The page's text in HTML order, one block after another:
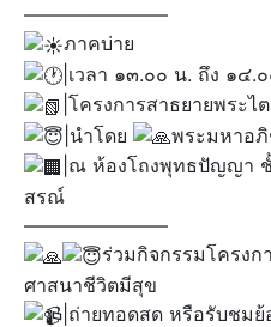
———————–
ภาคบ่าย
|เวลา ๑๓.๐๐ น. ถึง ๑๔.
|โครงการสาธยายพระ
|นำโดย
พระมหาอ
|ณ ห้องโถงพุทธปัญญา
สรณ์
———————–
ร่วมกิจกรรมโครงก
ศาสนาชีวิตมีสุข
|ถ่ายทอดสด หรือรับชม